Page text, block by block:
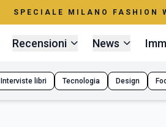
SPECIALE MILANO FASHION
Recensioni News
Interviste libri Tecnologia Design